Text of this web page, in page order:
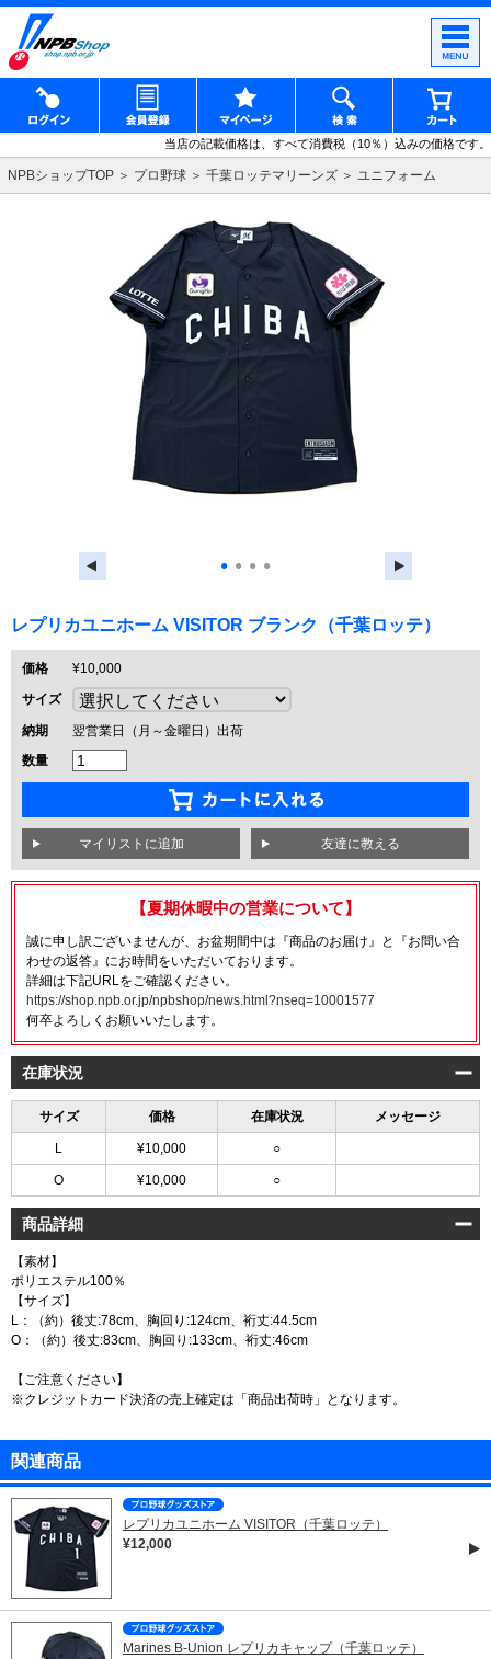
当店の記載価格は、すべて消費税（10％）込みの価格です。
NPBショップTOP プロ野球 千葉ロッテマリーンズ ユニフォーム
● ● ● ●
レプリカユニホーム VISITOR ブランク（千葉ロッテ）
価格
¥10,000
サイズ
納期
翌営業日（月～金曜日）出荷
数量
友達に教える
【夏期休暇中の営業について】
誠に申し訳ございませんが、お盆期間中は『商品のお届け』と『お問い合
わせの返答』にお時間をいただいております。
詳細は下記URLをご確認ください。
https://shop.npb.or.jp/npbshop/news.html?nseq=10001577
何卒よろしくお願いいたします。
在庫状況
サイズ 価格 在庫状況 メッセージ
L ¥10,000 ○
O ¥10,000 ○
商品詳細
【素材】
ポリエステル100％
【サイズ】
L：（約）後丈:78cm、胸回り:124cm、裄丈:44.5cm
O：（約）後丈:83cm、胸回り:133cm、裄丈:46cm
【ご注意ください】
※クレジットカード決済の売上確定は「商品出荷時」となります。
関連商品
レプリカユニホーム VISITOR（千葉ロッテ）
¥12,000
Marines B-Union レプリカキャップ（千葉ロッテ）